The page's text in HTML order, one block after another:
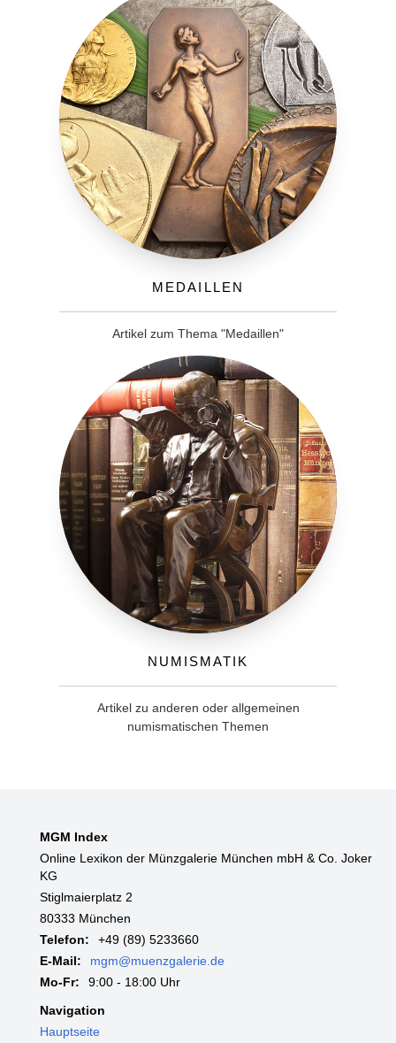
Medaillen
Artikel zum Thema "Medaillen"
Numismatik
Artikel zu anderen oder allgemeinen
numismatischen Themen
MGM Index
Online Lexikon der Münzgalerie München mbH & Co. Joker
KG
Stiglmaierplatz 2
80333 München
Telefon:
+49 (89) 5233660
E-Mail:
mgm@muenzgalerie.de
Mo-Fr:
9:00 - 18:00 Uhr
Navigation
Hauptseite